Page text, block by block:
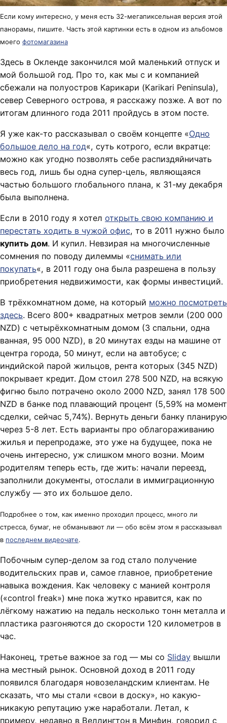
Если кому интересно, у меня есть 32-мегапиксельная версия этой
панорамы, пишите. Часть этой картинки есть в одном из альбомов
моего фотомагазина
Здесь в Окленде закончился мой маленький отпуск и
мой большой год. Про то, как мы с и компанией
сбежали на полуостров Карикари (Karikari Peninsula),
север Северного острова, я расскажу позже. А вот по
итогам длинного года 2011 пройдусь в этом посте.
Я уже как-то рассказывал о своём концепте «Одно
большое дело на год«, суть котрого, если вкратце:
можно как угодно позволять себе распиздяйничать
весь год, лишь бы одна супер-цель, являющаяся
частью большого глобального плана, к 31-му декабря
была выполнена.
Если в 2010 году я хотел открыть свою компанию и
перестать ходить в чужой офис, то в 2011 нужно было
купить дом. И купил. Невзирая на многочисленные
сомнения по поводу дилеммы «снимать или
покупать«, в 2011 году она была разрешена в пользу
приобретения недвижимости, как формы инвестиций.
В трёхкомнатном доме, на который можно посмотреть
здесь. Всего 800+ квадратных метров земли (200 000
NZD) с четырёхкомнатным домом (3 спальни, одна
ванная, 95 000 NZD), в 20 минутах езды на машине от
центра города, 50 минут, если на автобусе; с
индийской парой жильцов, рента которых (345 NZD)
покрывает кредит. Дом стоил 278 500 NZD, на всякую
фигню было потрачено около 2000 NZD, занял 178 500
NZD в банке под плавающий процент (5,59% на момент
сделки, сейчас 5,74%). Вернуть деньги банку планирую
через 5-8 лет. Есть варианты про облагораживанию
жилья и перепродаже, это уже на будущее, пока не
очень интересно, уж слишком много возни. Моим
родителям теперь есть, где жить: начали переезд,
заполнили документы, отослали в иммиграционную
службу — это их большое дело.
Подробнее о том, как именно проходил процесс, много ли
стресса, бумаг, не обманывают ли — обо всём этом я рассказывал
в последнем видеочате.
Побочным супер-делом за год стало получение
водительских прав и, самое главное, приобретение
навыка вождения. Как человеку с манией контроля
(«control freak») мне пока жутко нравится, как по
лёгкому нажатию на педаль несколько тонн металла и
пластика разгоняются до скорости 120 километров в
час.
Наконец, третье важное за год — мы со Sliday вышли
на местный рынок. Основной доход в 2011 году
появился благодаря новозеландским клиентам. Не
сказать, что мы стали «свои в доску», но какую-
никакую репутацию уже наработали. Летал, к
примеру, недавно в Веллингтон в Минфин, говорил с